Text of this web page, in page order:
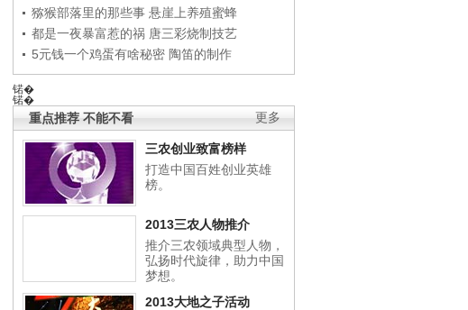
猕猴部落里的那些事 悬崖上养殖蜜蜂
都是一夜暴富惹的祸 唐三彩烧制技艺
5元钱一个鸡蛋有啥秘密 陶笛的制作
锘�
锘�
更多
重点推荐 不能不看
三农创业致富榜样
打造中国百姓创业英雄
榜。
2013三农人物推介
推介三农领域典型人物，
弘扬时代旋律，助力中国
梦想。
2013大地之子活动